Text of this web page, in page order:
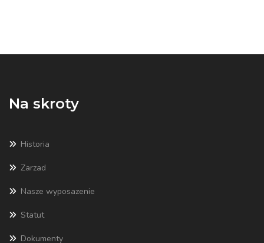
Na skroty
Historia
Zarzad
Nasze wyposazenie
Statut
Dokumenty